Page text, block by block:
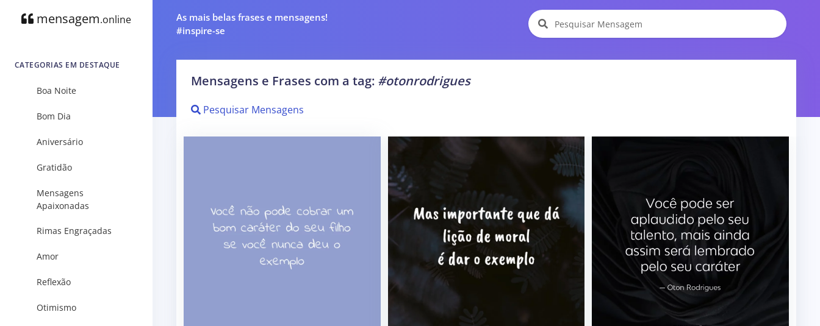
mensagem.online
CATEGORIAS EM DESTAQUE
Boa Noite
Bom Dia
Aniversário
Gratidão
Mensagens
Apaixonadas
Rimas Engraçadas
Amor
Reflexão
Otimismo
As mais belas frases e mensagens!
#inspire-se
Mensagens e Frases com a tag: #otonrodrigues
Pesquisar Mensagens